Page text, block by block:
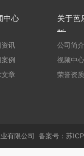
中心
资讯
例
文章
关于芭
版
公司简介
视频中心
荣誉资质
有限公司 备案号：苏